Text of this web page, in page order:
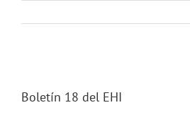
Image
Boletín 18 del EHI